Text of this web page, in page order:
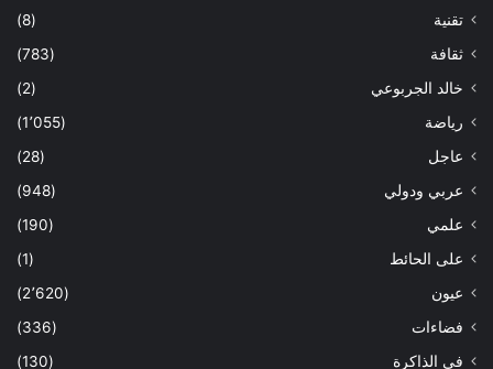
تقنية
(8)
ثقافة
(783)
خالد الجربوعي
(2)
رياضة
(1٬055)
عاجل
(28)
عربي ودولي
(948)
علمي
(190)
على الحائط
(1)
عيون
(2٬620)
فضاءات
(336)
في الذاكرة
(130)